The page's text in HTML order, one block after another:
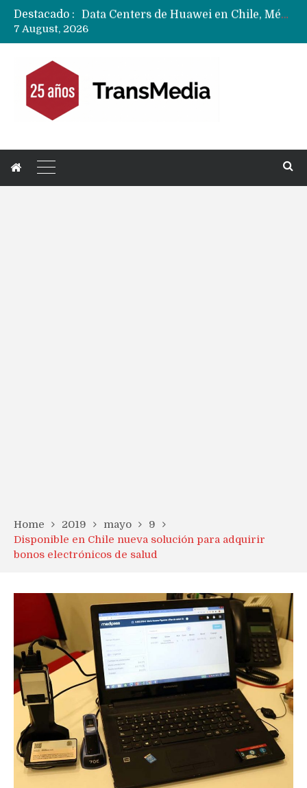
Destacado :
Data Centers de Huawei en Chile, México, Brasil,Perú y Argentina podrían verse afectados por arremetida de EE.UU
7 August, 2026
Home 2019 mayo
9
Disponible en Chile nueva solución para adquirir
bonos electrónicos de salud